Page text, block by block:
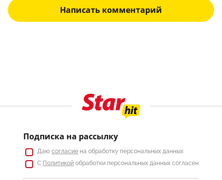
Написать комментарий
Подписка на рассылку
Даю согласие на обработку персональных данных
С Политикой обработки персональных данных согласен